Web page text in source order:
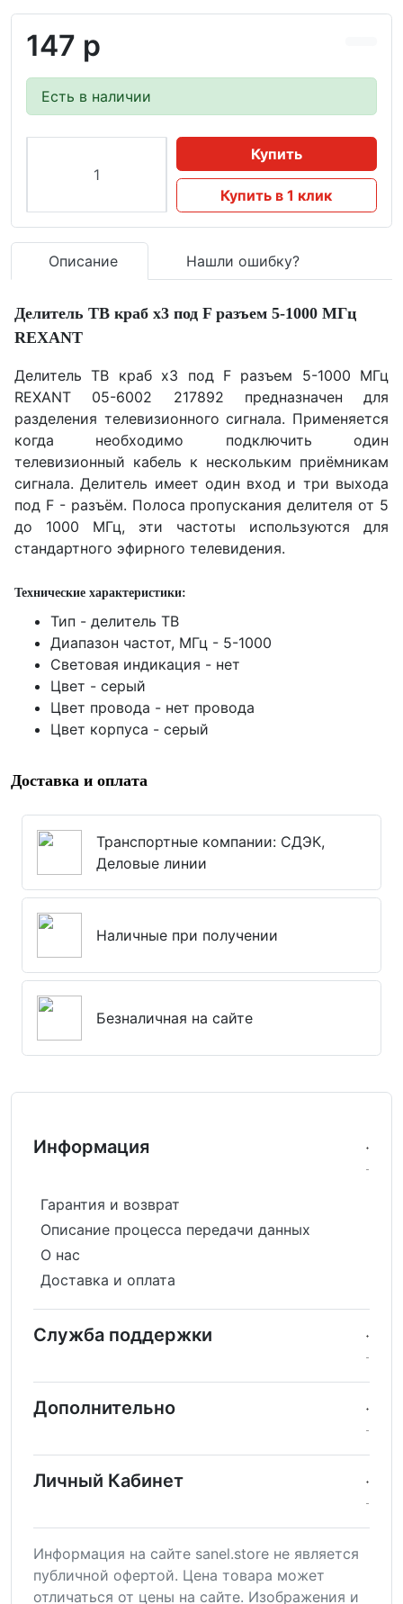
147 р
Есть в наличии
Купить
Купить в 1 клик
Описание Нашли ошибку?
Делитель ТВ краб х3 под F разъем 5-1000 МГц
REXANT
Делитель ТВ краб х3 под F разъем 5-1000 МГц
REXANT 05-6002 217892 предназначен для
разделения телевизионного сигнала. Применяется
когда необходимо подключить один
телевизионный кабель к нескольким приёмникам
сигнала. Делитель имеет один вход и три выхода
под F - разъём. Полоса пропускания делителя от 5
до 1000 МГц, эти частоты используются для
стандартного эфирного телевидения.
Технические характеристики:
Тип - делитель ТВ
Диапазон частот, МГц - 5-1000
Световая индикация - нет
Цвет - серый
Цвет провода - нет провода
Цвет корпуса - серый
Доставка и оплата
Транспортные компании: СДЭК,
Деловые линии
Наличные при получении
Безналичная на сайте
Информация
Гарантия и возврат
Описание процесса передачи данных
О нас
Доставка и оплата
Служба поддержки
Дополнительно
Личный Кабинет
Информация на сайте sanel.store не является
публичной офертой. Цена товара может
отличаться от цены на сайте. Изображения и